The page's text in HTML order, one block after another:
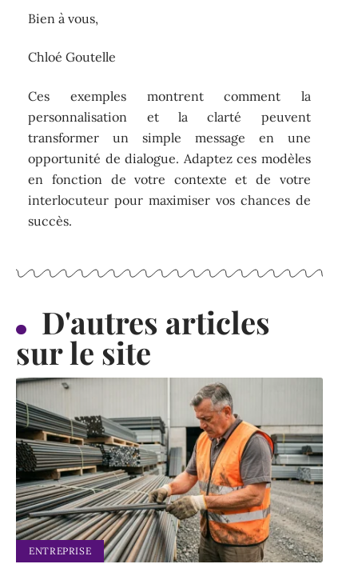
Bien à vous,
Chloé Goutelle
Ces exemples montrent comment la
personnalisation et la clarté peuvent
transformer un simple message en une
opportunité de dialogue. Adaptez ces modèles
en fonction de votre contexte et de votre
interlocuteur pour maximiser vos chances de
succès.
D'autres articles
sur le site
ENTREPRISE